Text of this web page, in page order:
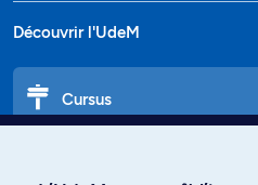
Découvrir l'UdeM
Cursus